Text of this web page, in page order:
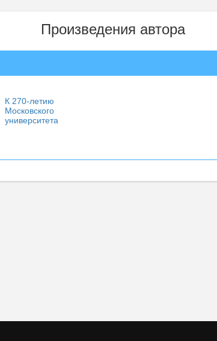
Произведения автора
К 270-летию
Московского
университета